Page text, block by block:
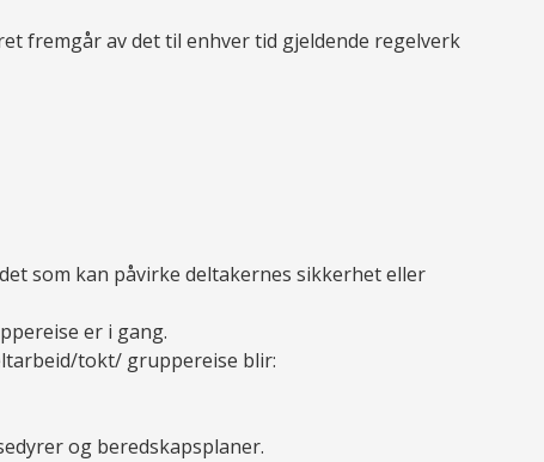
fremgår av det til enhver tid gjeldende regelverk
som kan påvirke deltakernes sikkerhet eller
er i gang.
tokt/ gruppereise blir:
og beredskapsplaner.